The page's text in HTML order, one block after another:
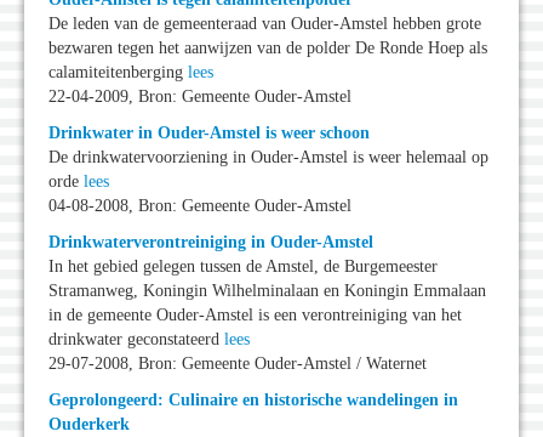
De leden van de gemeenteraad van Ouder-Amstel hebben grote
bezwaren tegen het aanwijzen van de polder De Ronde Hoep als
calamiteitenberging lees
22-04-2009, Bron: Gemeente Ouder-Amstel
Drinkwater in Ouder-Amstel is weer schoon
De drinkwatervoorziening in Ouder-Amstel is weer helemaal op
orde lees
04-08-2008, Bron: Gemeente Ouder-Amstel
Drinkwaterverontreiniging in Ouder-Amstel
In het gebied gelegen tussen de Amstel, de Burgemeester
Stramanweg, Koningin Wilhelminalaan en Koningin Emmalaan
in de gemeente Ouder-Amstel is een verontreiniging van het
drinkwater geconstateerd lees
29-07-2008, Bron: Gemeente Ouder-Amstel / Waternet
Geprolongeerd: Culinaire en historische wandelingen in
Ouderkerk